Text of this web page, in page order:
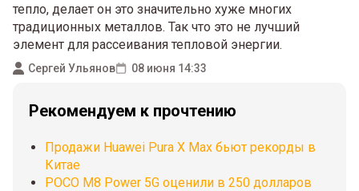
тепло, делает он это значительно хуже многих
традиционных металлов. Так что это не лучший
элемент для рассеивания тепловой энергии.
Сергей Ульянов 08 июня 14:33
Рекомендуем к прочтению
Продажи Huawei Pura X Max бьют рекорды в
Китае
POCO M8 Power 5G оценили в 250 долларов